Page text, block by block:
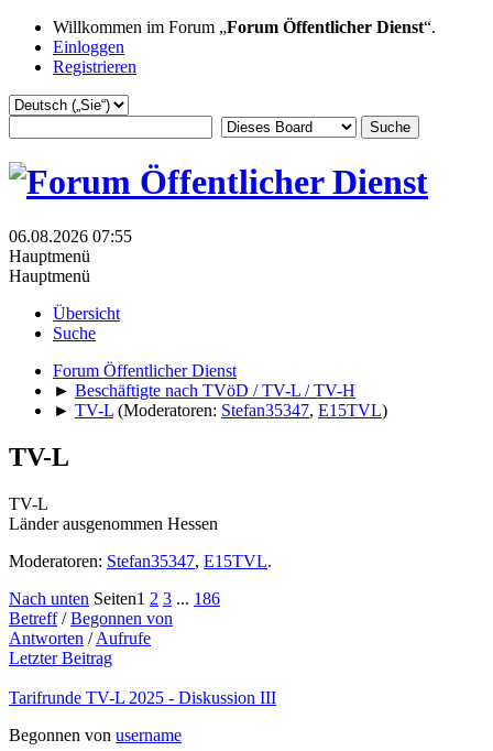
Willkommen im Forum „Forum Öffentlicher Dienst“.
Einloggen
Registrieren
06.08.2026 07:55
Hauptmenü
Hauptmenü
Übersicht
Suche
Forum Öffentlicher Dienst
► Beschäftigte nach TVöD / TV-L / TV-H
► TV-L (Moderatoren: Stefan35347, E15TVL)
TV-L
TV-L
Länder ausgenommen Hessen
Moderatoren: Stefan35347, E15TVL.
Nach unten Seiten1 2 3 ... 186
Betreff/Begonnen von
Antworten /Aufrufe
Letzter Beitrag
Tarifrunde TV-L 2025 - Diskussion III
Begonnen von username